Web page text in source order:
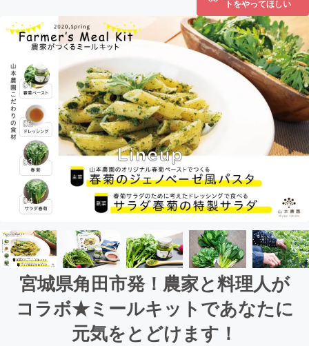
トをやってほしい
宮城県角田市発！農家と料理人が
コラボ★ミールキットであなたに
元気をとどけます！